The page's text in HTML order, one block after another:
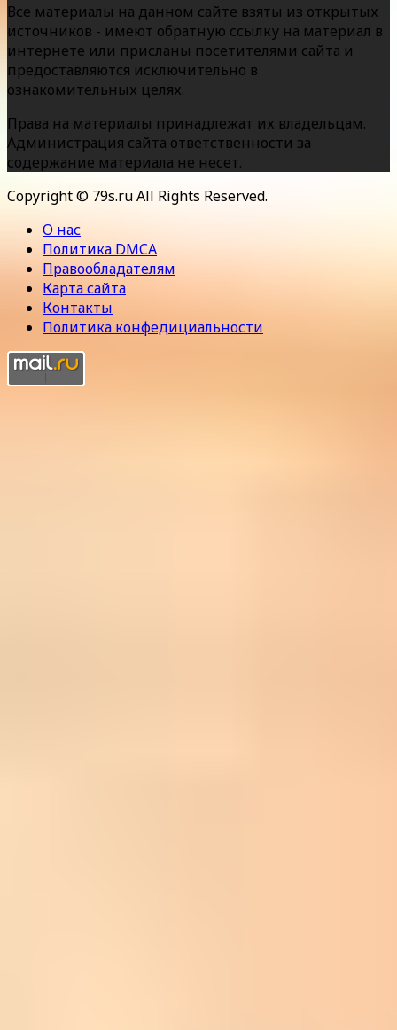
Все материалы на данном сайте взяты из открытых
источников - имеют обратную ссылку на материал в
интернете или присланы посетителями сайта и
предоставляются исключительно в
ознакомительных целях.
Права на материалы принадлежат их владельцам.
Администрация сайта ответственности за
содержание материала не несет.
Copyright © 79s.ru All Rights Reserved.
О нас
Политика DMCA
Правообладателям
Карта сайта
Контакты
Политика конфедициальности